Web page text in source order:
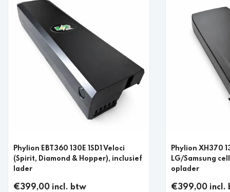
Phylion EBT360 130E 1SD1 Veloci
(Spirit, Diamond & Hopper), inclusief
lader
€399,00 incl. btw
Phylion XH370
LG/Samsung
oplader
€399,00 incl.